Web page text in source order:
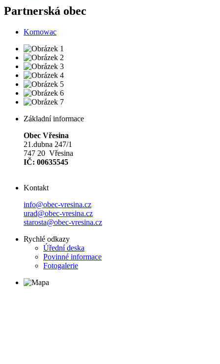
Partnerská obec
Kornowac
Základní informace
Obec Vřesina
21.dubna 247/1
747 20 Vřesina
IČ: 00635545
Kontakt
info@obec-vresina.cz
urad@obec-vresina.cz
starosta@obec-vresina.cz
Rychlé odkazy
Úřední deska
Povinné informace
Fotogalerie